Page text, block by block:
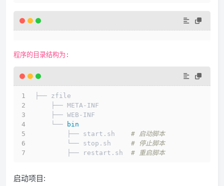
程序的目录结构为:
├── zfile
    ├── META-INF
    ├── WEB-INF
    └──
bin
        ├── start.sh
# 启动脚本
        └── stop.sh
# 停止脚本
        ├── restart.sh
# 重启脚本
启动项目: